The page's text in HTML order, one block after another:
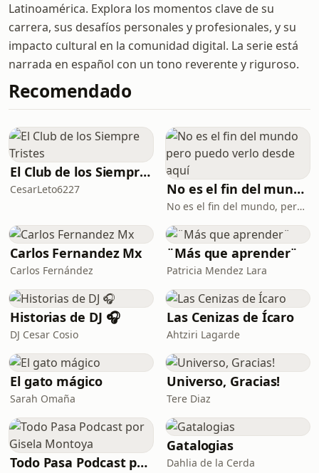
Latinoamérica. Explora los momentos clave de su
carrera, sus desafíos personales y profesionales, y su
impacto cultural en la comunidad digital. La serie está
narrada en español con un tono reverente y riguroso.
Recomendado
El Club de los Siempre Tristes
CesarLeto6227 No es el fin del mundo pero puedo verlo desde aquí
No es el fin del mundo, pero puedo verlo desde aquí
Carlos Fernandez Mx
Carlos Fernández
¨Más que aprender¨
Patricia Mendez Lara
Historias de DJ 🎧
DJ Cesar Cosio
Las Cenizas de Ícaro
Ahtziri Lagarde
El gato mágico
Sarah Omaña
Universo, Gracias!
Tere Diaz
Todo Pasa Podcast por Gisela Montoya
Gatalogias
Dahlia de la Cerda